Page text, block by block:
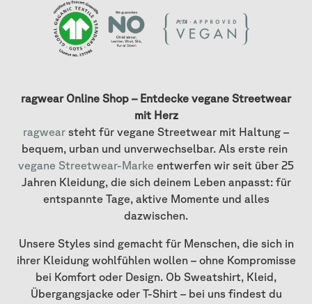
ragwear Online Shop – Entdecke vegane Streetwear
mit Herz
ragwear steht für vegane Streetwear mit Haltung –
bequem, urban und unverwechselbar. Als erste rein
vegane Streetwear-Marke entwerfen wir seit über 25
Jahren Kleidung, die sich deinem Leben anpasst: für
entspannte Tage, aktive Momente und alles
dazwischen.
Unsere Styles sind gemacht für Menschen, die sich in
ihrer Kleidung wohlfühlen wollen – ohne Kompromisse
bei Komfort oder Design. Ob Sweatshirt, Kleid,
Übergangsjacke oder T-Shirt – bei uns findest du